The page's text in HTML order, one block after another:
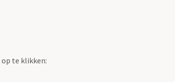
op te klikken: